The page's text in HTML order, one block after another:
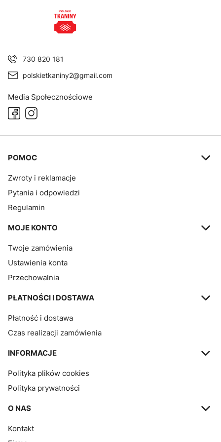
730 820 181
polskietkaniny2@gmail.com
Media Społecznościowe
Linki w stopce
POMOC
Zwroty i reklamacje
Pytania i odpowiedzi
Regulamin
MOJE KONTO
Twoje zamówienia
Ustawienia konta
Przechowalnia
PŁATNOŚCI I DOSTAWA
Płatność i dostawa
Czas realizacji zamówienia
INFORMACJE
Polityka plików cookies
Polityka prywatności
O NAS
Kontakt